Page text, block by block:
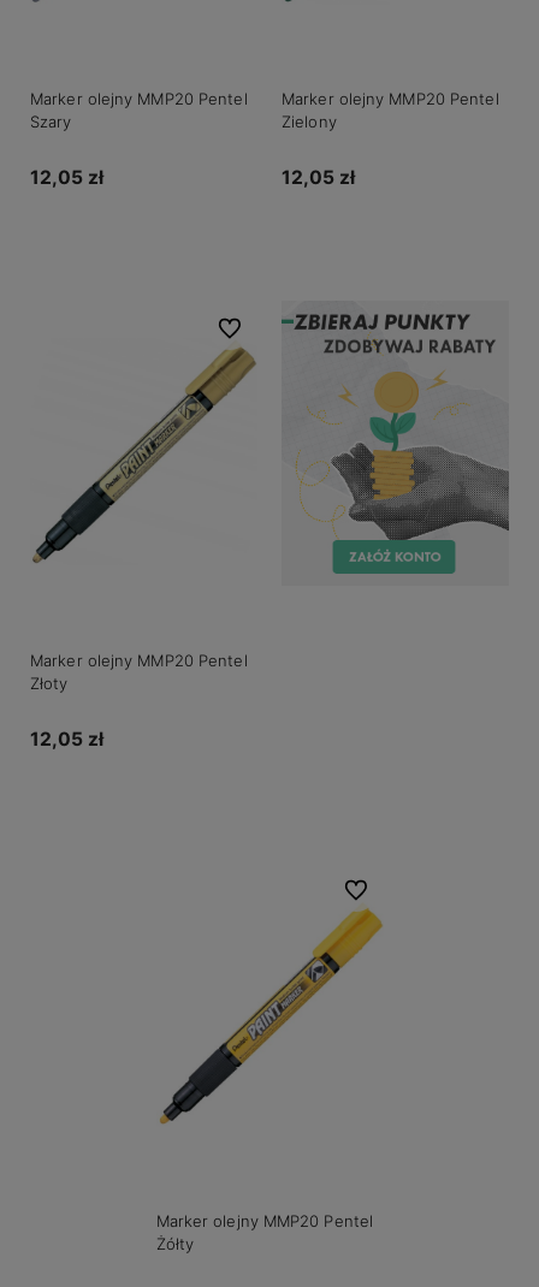
Marker olejny MMP20 Pentel
Szary
12,05 zł
Marker olejny MMP20 Pentel
Zielony
12,05 zł
Marker olejny MMP20 Pentel
Złoty
12,05 zł
Do ulubionych
Marker olejny MMP20 Pentel
Żółty
Do ulubionych